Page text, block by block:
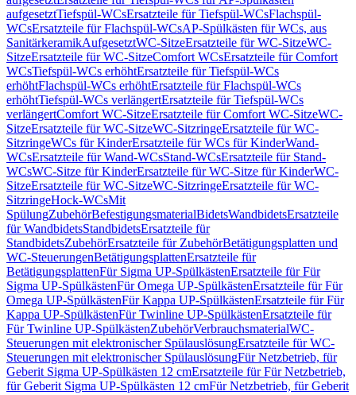
aufgesetztTiefspül-WCsErsatzteile für Tiefspül-WCsFlachspül-
WCsErsatzteile für Flachspül-WCsAP-Spülkästen für WCs, aus
SanitärkeramikAufgesetztWC-SitzeErsatzteile für WC-SitzeWC-
SitzeErsatzteile für WC-SitzeComfort WCsErsatzteile für Comfort
WCsTiefspül-WCs erhöhtErsatzteile für Tiefspül-WCs
erhöhtFlachspül-WCs erhöhtErsatzteile für Flachspül-WCs
erhöhtTiefspül-WCs verlängertErsatzteile für Tiefspül-WCs
verlängertComfort WC-SitzeErsatzteile für Comfort WC-SitzeWC-
SitzeErsatzteile für WC-SitzeWC-SitzringeErsatzteile für WC-
SitzringeWCs für KinderErsatzteile für WCs für KinderWand-
WCsErsatzteile für Wand-WCsStand-WCsErsatzteile für Stand-
WCsWC-Sitze für KinderErsatzteile für WC-Sitze für KinderWC-
SitzeErsatzteile für WC-SitzeWC-SitzringeErsatzteile für WC-
SitzringeHock-WCsMit
SpülungZubehörBefestigungsmaterialBidetsWandbidetsErsatzteile
für WandbidetsStandbidetsErsatzteile für
StandbidetsZubehörErsatzteile für ZubehörBetätigungsplatten und
WC-SteuerungenBetätigungsplattenErsatzteile für
BetätigungsplattenFür Sigma UP-SpülkästenErsatzteile für Für
Sigma UP-SpülkästenFür Omega UP-SpülkästenErsatzteile für Für
Omega UP-SpülkästenFür Kappa UP-SpülkästenErsatzteile für Für
Kappa UP-SpülkästenFür Twinline UP-SpülkästenErsatzteile für
Für Twinline UP-SpülkästenZubehörVerbrauchsmaterialWC-
Steuerungen mit elektronischer SpülauslösungErsatzteile für WC-
Steuerungen mit elektronischer SpülauslösungFür Netzbetrieb, für
Geberit Sigma UP-Spülkästen 12 cmErsatzteile für Für Netzbetrieb,
für Geberit Sigma UP-Spülkästen 12 cmFür Netzbetrieb, für Geberit